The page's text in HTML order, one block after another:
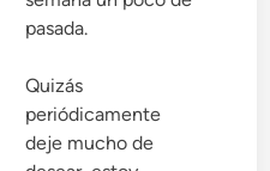
pasada.
Quizás
periódicamente
deje mucho de